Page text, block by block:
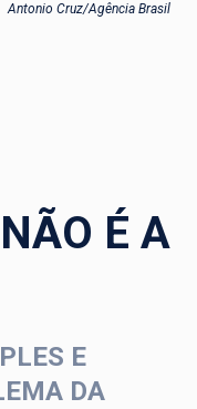
Antonio Cruz/Agência Brasil
É A
E
DA